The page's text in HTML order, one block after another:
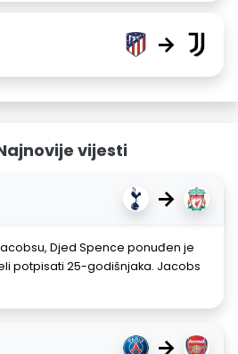
→
vijesti
→
Djed Spence ponuđen je
potpisati 25-godišnjaka. Jacobs
→